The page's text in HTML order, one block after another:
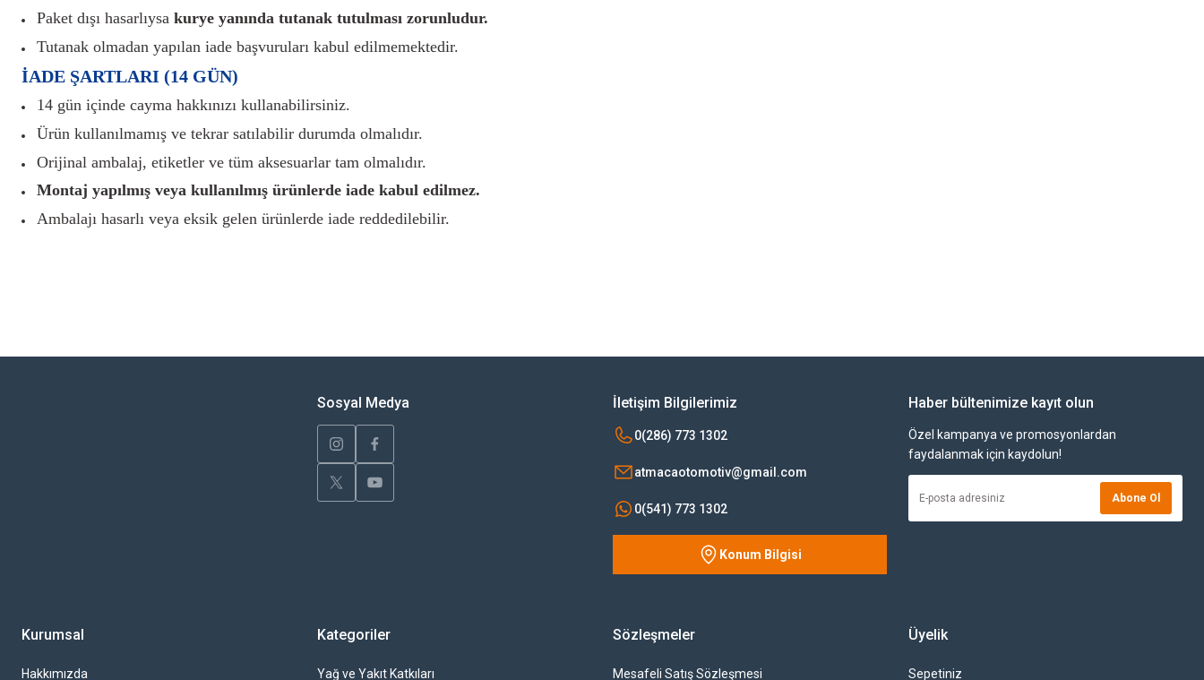
Paket dışı hasarlıysa kurye yanında tutanak tutulması zorunludur.
Tutanak olmadan yapılan iade başvuruları kabul edilmemektedir.
İADE ŞARTLARI (14 GÜN)
14 gün içinde cayma hakkınızı kullanabilirsiniz.
Ürün kullanılmamış ve tekrar satılabilir durumda olmalıdır.
Orijinal ambalaj, etiketler ve tüm aksesuarlar tam olmalıdır.
Montaj yapılmış veya kullanılmış ürünlerde iade kabul edilmez.
Ambalajı hasarlı veya eksik gelen ürünlerde iade reddedilebilir.
Gönder
Sosyal Medya İletişim Bilgilerimiz
0(286) 773 1302
atmacaotomotiv@gmail.com
0(541) 773 1302
Konum Bilgisi
Haber bültenimize kayıt olun
Özel kampanya ve promosyonlardan
faydalanmak için kaydolun!
Abone Ol
Kurumsal
Hakkımızda
Kategoriler
Yağ ve Yakıt Katkıları
Sözleşmeler
Mesafeli Satış Sözleşmesi
Üyelik
Sepetiniz